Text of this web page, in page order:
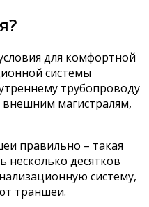
для комфортной
системы
трубопроводу
магистралям,
правильно – такая
несколько десятков
систему,
траншеи.